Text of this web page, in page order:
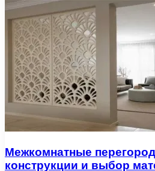
Межкомнатные
конструкции и выбор